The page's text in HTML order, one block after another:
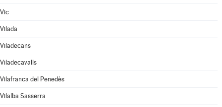
Vic
Vilada
Viladecans
Viladecavalls
Vilafranca del Penedès
Vilalba Sasserra